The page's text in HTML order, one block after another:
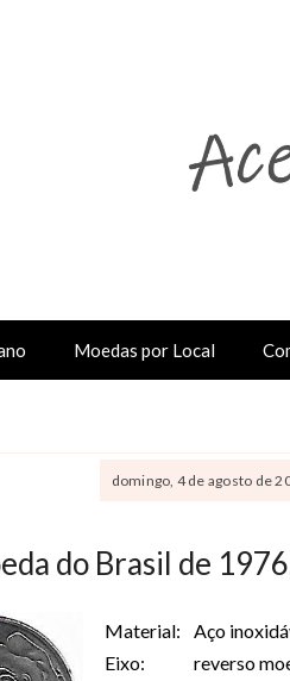
Moedas por Local
domingo, 4 de agosto de
do Brasil de
Material:
Eixo:
Aço
reverso